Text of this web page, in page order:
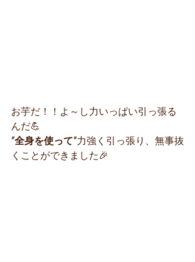
お芋だ！！よ～し力いっぱい引っ張る
んだ💪
”全身を使って”力強く引っ張り、無事抜
くことができました🎉